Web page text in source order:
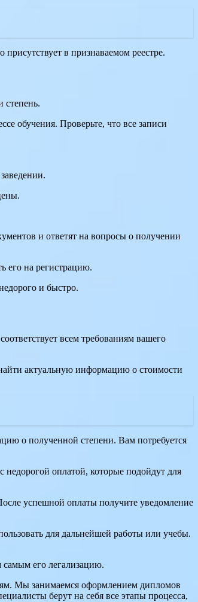
в признаваемом реестре.
степень.
обучения. Проверьте, что все записи
и ответят на вопросы о получении
его на регистрацию.
и быстро.
всем требованиям вашего
актуальную информацию о стоимости
о полученной степени. Вам потребуется
недорогой оплатой, которые подойдут для
успешной оплаты получите уведомление
для дальнейшей работы или учебы.
самым его легализацию.
Мы занимаемся оформлением дипломов
берут на себя все этапы процесса,